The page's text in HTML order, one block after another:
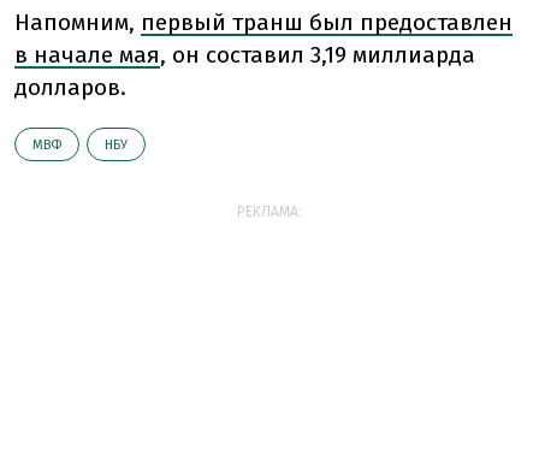
Напомним, первый транш был предоставлен
в начале мая, он составил 3,19 миллиарда
долларов.
МВФ НБУ
РЕКЛАМА: